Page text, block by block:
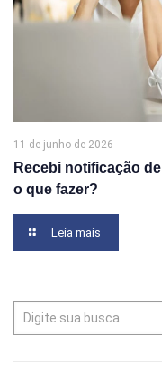
11 de junho de 2026
Recebi notificação
o que fazer?
Leia mais